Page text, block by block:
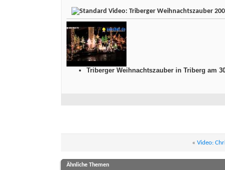
Video: Triberger Weihnachtszauber
Triberger Weihnachtszauber in Triberg am
« Video:
Ähnliche Themen